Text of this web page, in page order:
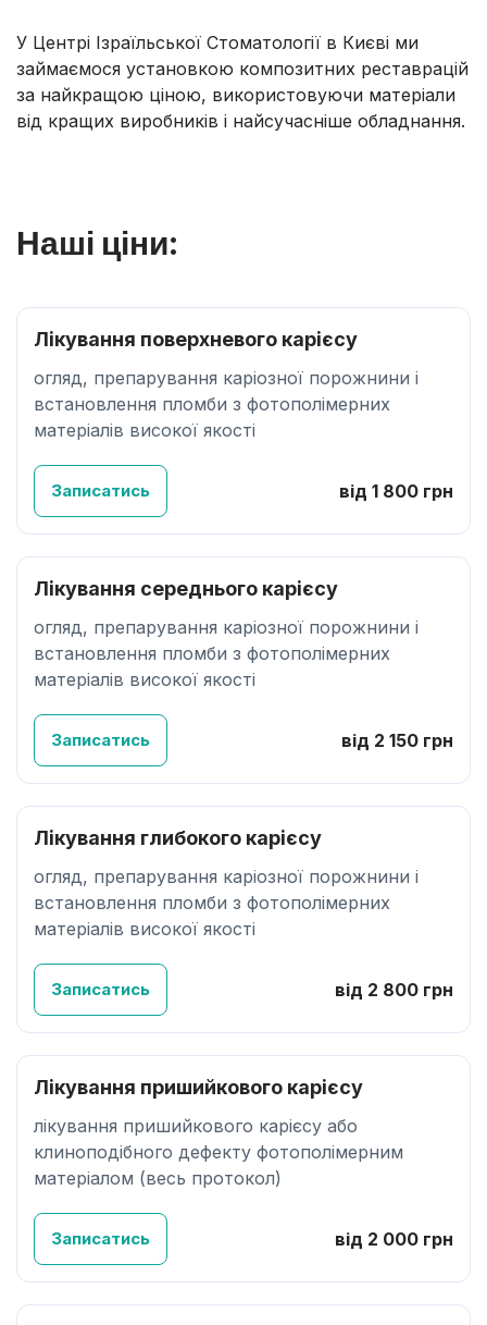
У Центрі Ізраїльської Стоматології в Києві ми
займаємося установкою композитних реставрацій
за найкращою ціною, використовуючи матеріали
від кращих виробників і найсучасніше обладнання.
Наші ціни:
Лікування поверхневого карієсу
огляд, препарування каріозної порожнини і
встановлення пломби з фотополімерних
матеріалів високої якості
від 1 800 грн
Записатись
Лікування середнього карієсу
огляд, препарування каріозної порожнини і
встановлення пломби з фотополімерних
матеріалів високої якості
від 2 150 грн
Записатись
Лікування глибокого карієсу
огляд, препарування каріозної порожнини і
встановлення пломби з фотополімерних
матеріалів високої якості
від 2 800 грн
Записатись
Лікування пришийкового карієсу
лікування пришийкового карієсу або
клиноподібного дефекту фотополімерним
матеріалом (весь протокол)
від 2 000 грн
Записатись